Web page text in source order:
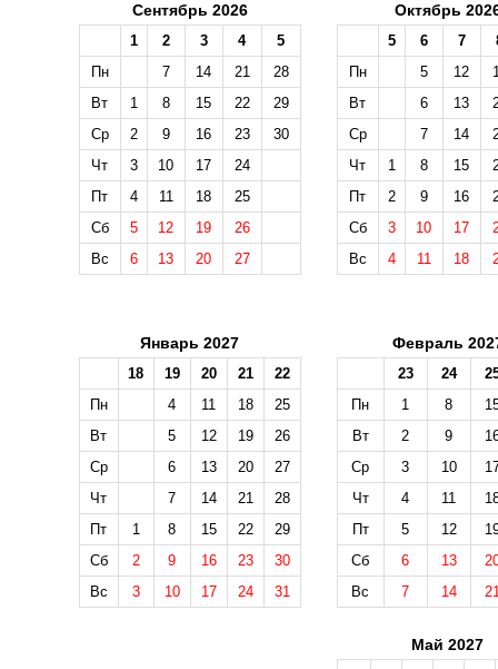
Сентябрь 2026
1 2 3 4
5
Пн
7 14 21
28
Вт
1 8 15 22
29
Ср
2 9 16 23
30
Чт
3 10 17
24
Пт
4 11 18
25
Сб
5 12 19
26
Вс
6 13 20 27
Октябрь
5 6 7
Пн
5 12
Вт
6 13
Ср
7 14
Чт
1 8 15
Пт
2 9 16
Сб
3 10 17
Вс
4 11 18
Январь 2027
18 19 20 21
22
Пн
4 11 18
25
Вт
5 12 19
26
Ср
6 13 20
27
Чт
7 14 21
28
Пт
1 8 15 22
29
Сб
2 9 16 23
30
Вс
3 10 17 24 31
Февраль
23 24
Пн
1 8
Вт
2 9
Ср
3 10
Чт
4 11
Пт
5 12
Сб
6 13
Вс
7 14
Май 2027